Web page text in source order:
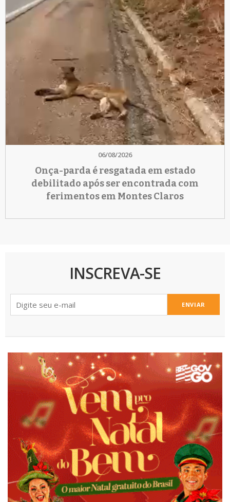
06/08/2026
Onça-parda é resgatada em estado
debilitado após ser encontrada com
ferimentos em Montes Claros
INSCREVA-SE
ENVIAR